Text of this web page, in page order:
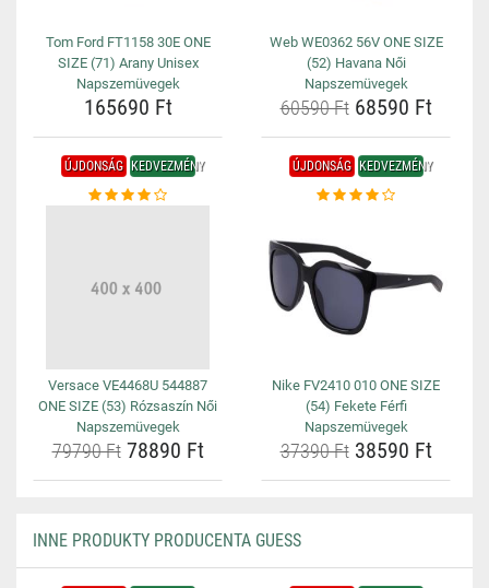
Tom Ford FT1158 30E ONE
SIZE (71) Arany Unisex
Napszemüvegek
165690 Ft
Web WE0362 56V ONE SIZE
(52) Havana Női
Napszemüvegek
60590 Ft68590 Ft
ÚJDONSÁG KEDVEZMÉNY
Versace VE4468U 544887
ONE SIZE (53) Rózsaszín Női
Napszemüvegek
79790 Ft78890 Ft
ÚJDONSÁG KEDVEZMÉNY
Nike FV2410 010 ONE SIZE
(54) Fekete Férfi
Napszemüvegek
37390 Ft38590 Ft
INNE PRODUKTY PRODUCENTA GUESS